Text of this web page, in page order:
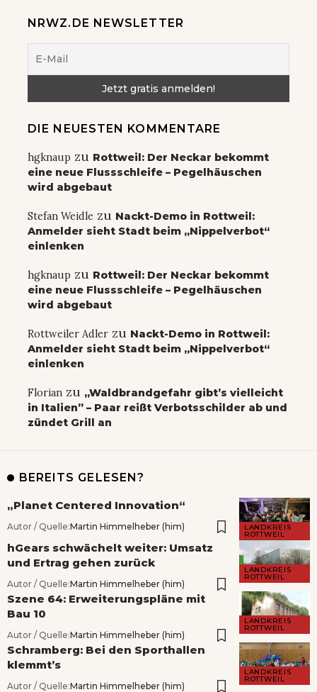
NRWZ.DE NEWSLETTER
DIE NEUESTEN KOMMENTARE
hgknaup zu Rottweil: Der Neckar bekommt
eine neue Flussschleife – Pegelhäuschen
wird abgebaut
Stefan Weidle zu Nackt-Demo in Rottweil:
Anmelder sieht Stadt beim „Nippelverbot“
einlenken
hgknaup zu Rottweil: Der Neckar bekommt
eine neue Flussschleife – Pegelhäuschen
wird abgebaut
Rottweiler Adler zu Nackt-Demo in Rottweil:
Anmelder sieht Stadt beim „Nippelverbot“
einlenken
Florian zu „Waldbrandgefahr gibt’s vielleicht
in Italien” – Paar reißt Verbotsschilder ab und
zündet Grill an
BEREITS GELESEN?
LANDKREIS
ROTTWEIL
„Planet Centered Innovation“
Autor / Quelle:Martin Himmelheber (him)
LANDKREIS
ROTTWEIL
hGears schwächelt weiter: Umsatz
und Ertrag gehen zurück
Autor / Quelle:Martin Himmelheber (him)
LANDKREIS
ROTTWEIL
Szene 64: Erweiterungspläne mit
Bau 10
Autor / Quelle:Martin Himmelheber (him)
LANDKREIS
ROTTWEIL
Schramberg: Bei den Sporthallen
klemmt’s
Autor / Quelle:Martin Himmelheber (him)